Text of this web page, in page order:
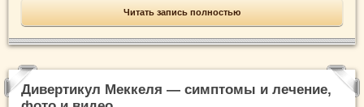
Читать запись полностью
Дивертикул Меккеля — симптомы и лечение,